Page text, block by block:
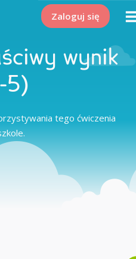
Zaloguj się
wynik
5)
tego ćwiczenia